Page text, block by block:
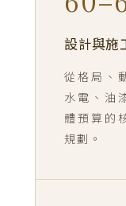
設計與施
從格局、
水電、油
體預算的
規劃。